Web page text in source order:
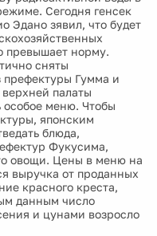
Сегодня генсек
Эдано зявил, что будет
превышает норму.
сняты
префектуры Гумма и
палаты
особое меню. Чтобы
японским
блюда,
Фукусима,
овощи. Цены в меню на
выручка от проданных
красного креста,
данным число
и цунами возросло